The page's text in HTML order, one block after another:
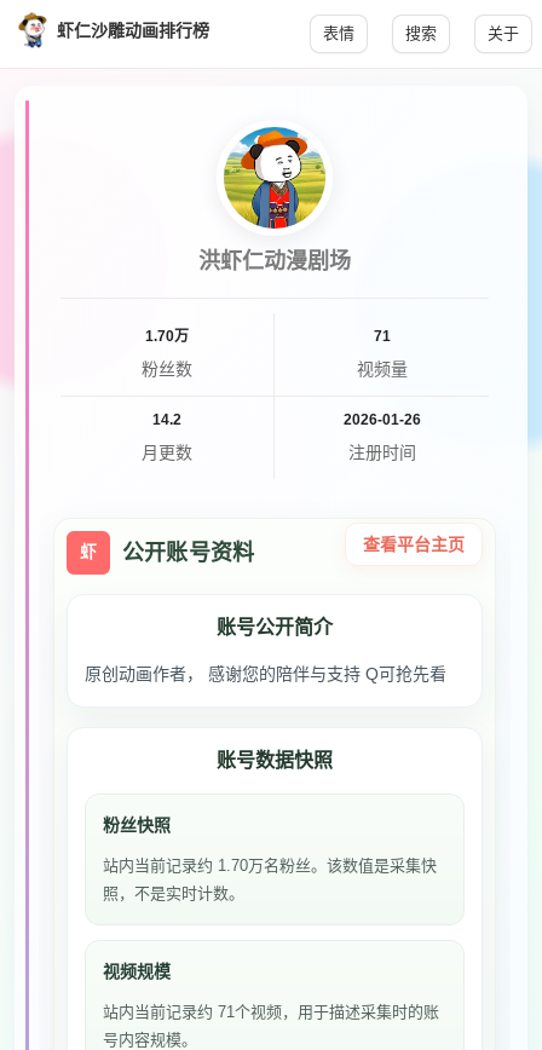
虾仁沙雕动画排行榜 表情 搜索 关于
洪虾仁动漫剧场
1.70万
粉丝数
71
视频量
14.2
月更数
2026-01-26
注册时间
虾 公开账号资料 查看平台主页
账号公开简介
原创动画作者， 感谢您的陪伴与支持 Q可抢先看
账号数据快照
粉丝快照
站内当前记录约 1.70万名粉丝。该数值是采集快
照，不是实时计数。
视频规模
站内当前记录约 71个视频，用于描述采集时的账
号内容规模。